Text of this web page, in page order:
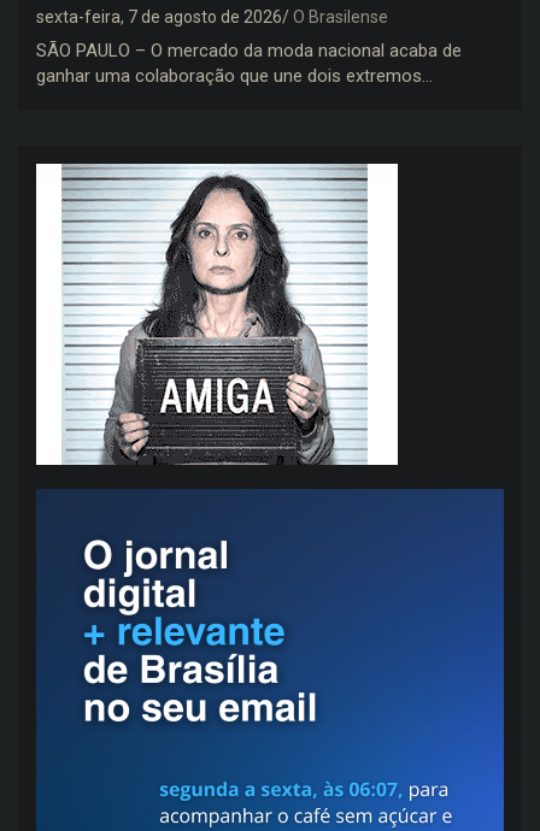
sexta-feira, 7 de agosto de 2026 O Brasilense
SÃO PAULO – O mercado da moda nacional acaba de
ganhar uma colaboração que une dois extremos…